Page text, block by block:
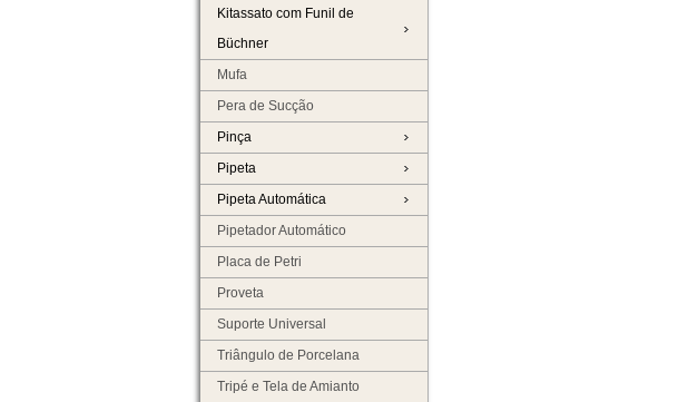
Kitassato com Funil de
Büchner
Mufa
Pera de Sucção
Pinça
Pipeta
Pipeta Automática
Pipetador Automático
Placa de Petri
Proveta
Suporte Universal
Triângulo de Porcelana
Tripé e Tela de Amianto